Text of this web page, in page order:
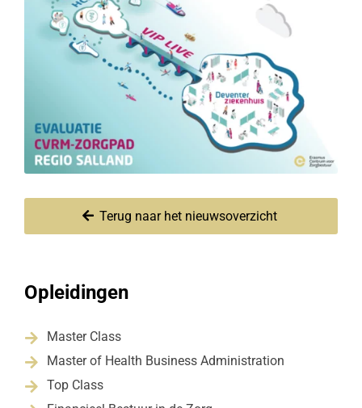
Terug naar het nieuwsoverzicht
Opleidingen
 Master Class
 Master of Health Business Administration
 Top Class